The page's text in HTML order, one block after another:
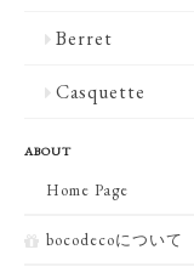
Berret
Casquette
ABOUT
Home Page
bocodecoについて